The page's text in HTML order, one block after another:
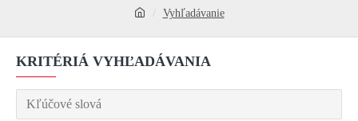
Vyhľadávanie
KRITÉRIÁ VYHĽADÁVANIA